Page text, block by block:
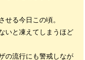
せる今日この頃。
いと凍えてしまうほど
の流行にも警戒しなが